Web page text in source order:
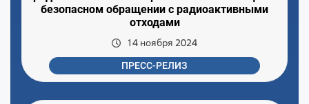
безопасном обращении с радиоактивными
отходами
14 ноября 2024
ПРЕСС-РЕЛИЗ